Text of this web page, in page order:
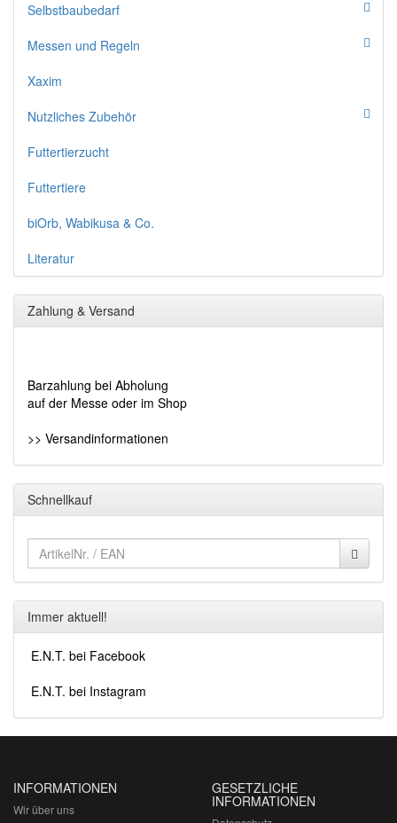
Selbstbaubedarf
Messen und Regeln
Xaxim
Nutzliches Zubehör
Futtertierzucht
Futtertiere
biOrb, Wabikusa & Co.
Literatur
Zahlung & Versand
Barzahlung bei Abholung
auf der Messe oder im Shop
>> Versandinformationen
Schnellkauf
Immer aktuell!
E.N.T. bei Facebook
E.N.T. bei Instagram
INFORMATIONEN
Wir über uns
GESETZLICHE
INFORMATIONEN